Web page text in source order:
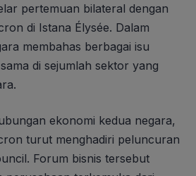
pertemuan bilateral dengan
di Istana Élysée. Dalam
membahas berbagai isu
di sejumlah sektor yang
ekonomi kedua negara,
turut menghadiri peluncuran
Forum bisnis tersebut